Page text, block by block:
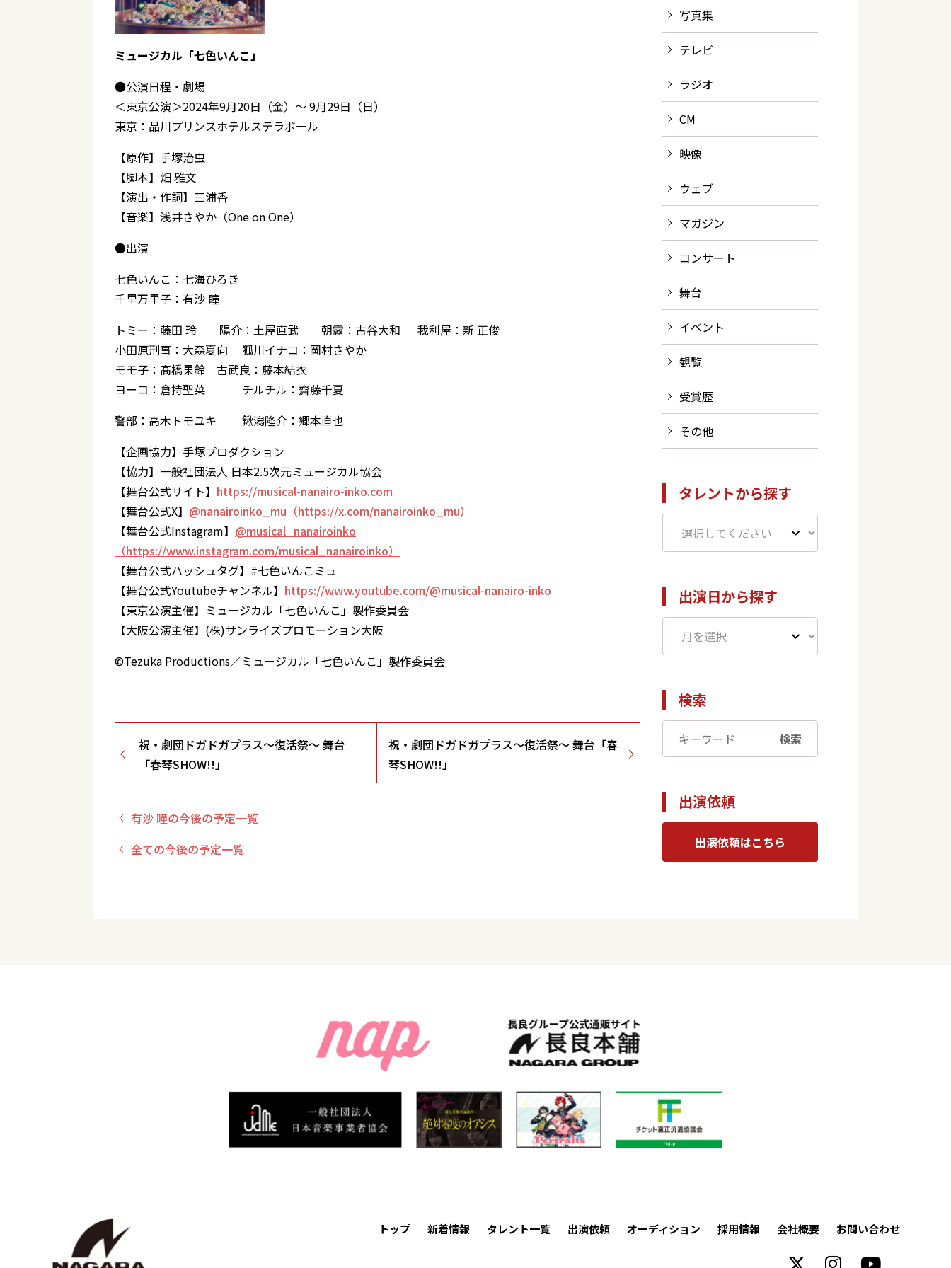
ミュージカル「七色いんこ」
●公演日程・劇場
＜東京公演＞2024年9月20日（金）～ 9月29日（日）
東京：品川プリンスホテルステラボール
【原作】手塚治虫
【脚本】畑 雅文
【演出・作詞】三浦香
【音楽】浅井さやか（One on One）
●出演
七色いんこ：七海ひろき
千里万里子：有沙 瞳
トミー：藤田 玲 陽介：土屋直武 朝露：古谷大和 我利屋：新 正俊
小田原刑事：大森夏向 狐川イナコ：岡村さやか
モモ子：髙橋果鈴 古武良：藤本結衣
ヨーコ：倉持聖菜 チルチル：齋藤千夏
警部：高木トモユキ 鍬潟隆介：郷本直也
【企画協力】手塚プロダクション
【協力】一般社団法人 日本2.5次元ミュージカル協会
【舞台公式サイト】 https://musical-nanairo-inko.com
【舞台公式X】 @nanairoinko_mu（https://x.com/nanairoinko_mu）
【舞台公式Instagram】 @musical_nanairoinko
（https://www.instagram.com/musical_nanairoinko）
【舞台公式ハッシュタグ】#七色いんこミュ
【舞台公式Youtubeチャンネル】 https://www.youtube.com/@musical-nanairo-inko
【東京公演主催】ミュージカル「七色いんこ」製作委員会
【大阪公演主催】(株)サンライズプロモーション大阪
©Tezuka Productions／ミュージカル「七色いんこ」製作委員会
祝・劇団ドガドガプラス～復活祭～ 舞台
「春琴SHOW!!」
祝・劇団ドガドガプラス～復活祭～ 舞台「春
琴SHOW!!」
有沙 瞳の今後の予定一覧
全ての今後の予定一覧
写真集
テレビ
ラジオ
CM
映像
ウェブ
マガジン
コンサート
舞台
イベント
観覧
受賞歴
その他
タレントから探す
出演日から探す
検索
検索
出演依頼
出演依頼はこちら
トップ 新着情報 タレント一覧 出演依頼 オーディション 採用情報 会社概要 お問い合わせ